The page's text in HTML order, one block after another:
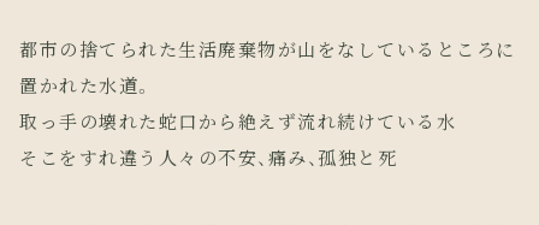
都市の捨てられた生活廃棄物が山をなしているところに
置かれた水道。
取っ手の壊れた蛇口から絶えず流れ続けている水
そこをすれ違う人々の不安、痛み、孤独と死